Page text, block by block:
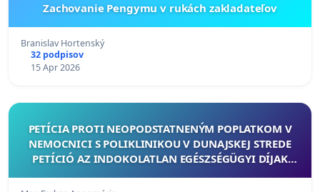
Zachovanie Pengymu v rukách zakladateľov
Branislav Hortenský
32 podpisov
15 Apr 2026
PETÍCIA PROTI NEOPODSTATNENÝM POPLATKOM V
NEMOCNICI S POLIKLINIKOU V DUNAJSKEJ STREDE
PETÍCIÓ AZ INDOKOLATLAN EGÉSZSÉGÜGYI DÍJAK